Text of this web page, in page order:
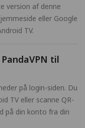
version af denne
eller Google
TV.
til
på login-siden. Du
TV eller scanne QR-
på din konto fra din